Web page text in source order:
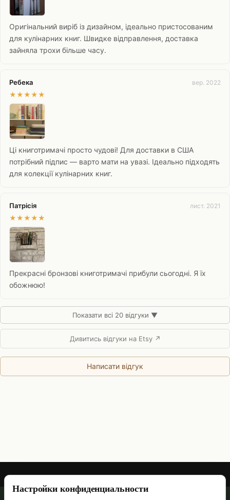
Оригінальний виріб із дизайном, ідеально пристосованим
для кулінарних книг. Швидке відправлення, доставка
зайняла трохи більше часу.
Ребека вер. 2022
★★★★★
Ці книготримачі просто чудові! Для доставки в США
потрібний підпис — варто мати на увазі. Ідеально підходять
для колекції кулінарних книг.
Патрісія лист. 2021
★★★★★
Прекрасні бронзові книготримачі прибули сьогодні. Я їх
обожнюю!
Показати всі 20 відгуки ▼
Дивитись відгуки на Etsy ↗
Написати відгук
Настройки конфиденциальности